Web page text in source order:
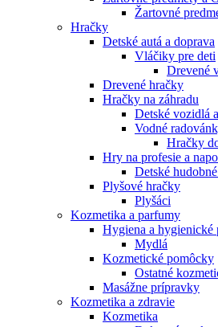
Žartovné
Hračky
Detské autá a doprava
Vláčiky pre deti
Drevené
Drevené hračky
Hračky na záhradu
Detské vozidlá
Vodné
Hračky
Hry na profesie a
Detské
Plyšové hračky
Plyšáci
Kozmetika a parfumy
Hygiena a hygienické
Mydlá
Kozmetické pomôcky
Ostatné
Masážne prípravky
Kozmetika a zdravie
Kozmetika